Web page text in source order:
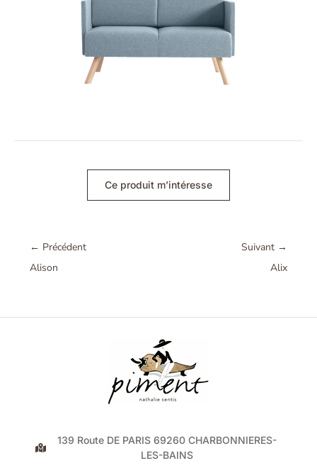
Ce produit m’intéresse
← Précédent
Alison
Suivant →
Alix
139 Route DE PARIS 69260 CHARBONNIERES-
LES-BAINS